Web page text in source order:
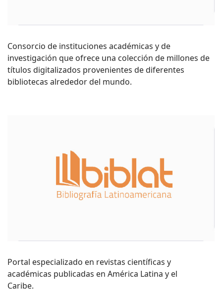
Consorcio de instituciones académicas y de
investigación que ofrece una colección de millones de
títulos digitalizados provenientes de diferentes
bibliotecas alrededor del mundo.
Portal especializado en revistas científicas y
académicas publicadas en América Latina y el
Caribe.